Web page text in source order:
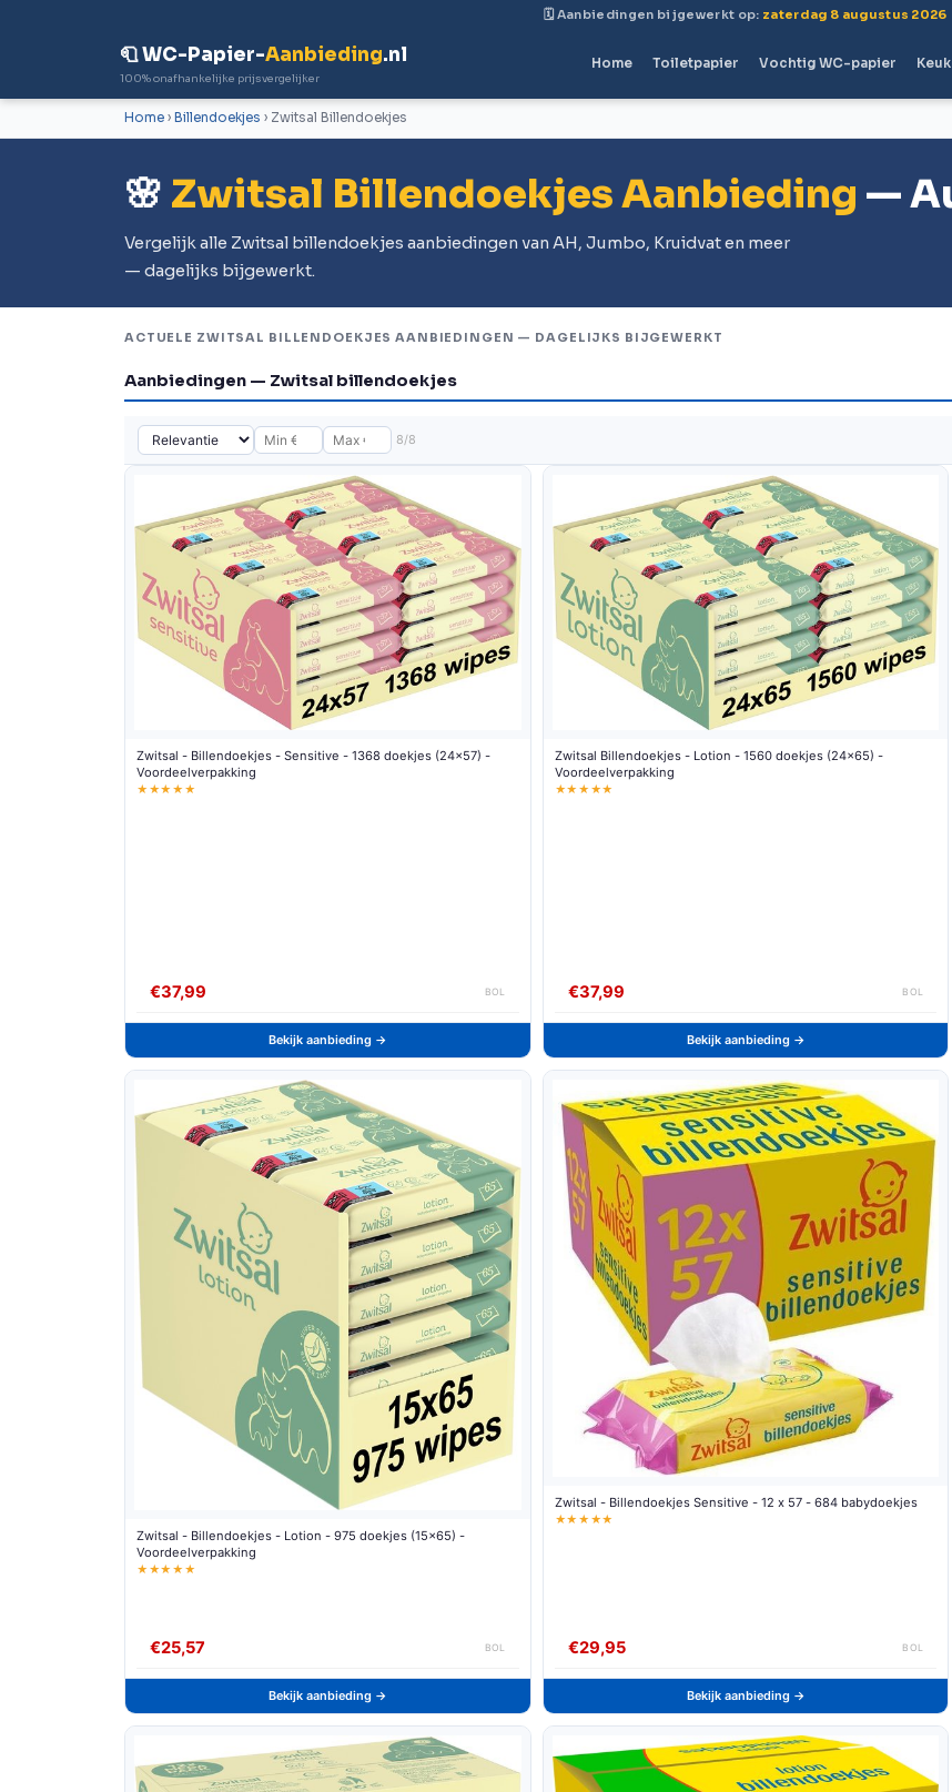
🗓 Aanbiedingen bijgewerkt op: zaterdag 8 augustus 2026
🧻 WC-Papier-Aanbieding.nl
100% onafhankelijke prijsvergelijker
Home Toiletpapier Vochtig WC-papier
Home › Billendoekjes › Zwitsal Billendoekjes
🌸 Zwitsal Billendoekjes Aanbieding —
Vergelijk alle Zwitsal billendoekjes aanbiedingen van AH, Jumbo, Kruidvat en meer
— dagelijks bijgewerkt.
ACTUELE ZWITSAL BILLENDOEKJES AANBIEDINGEN — DAGELIJKS BIJGEWERKT
Aanbiedingen — Zwitsal billendoekjes
8/8
Zwitsal - Billendoekjes - Sensitive - 1368 doekjes (24x57) -
Voordeelverpakking
★★★★★
€37,99 BOL
Bekijk aanbieding →
Zwitsal Billendoekjes - Lotion - 1560 doekjes (24x65) -
Voordeelverpakking
★★★★★
€37,99 BOL
Bekijk aanbieding →
Zwitsal - Billendoekjes - Lotion - 975 doekjes (15x65) -
Voordeelverpakking
★★★★★
€25,57 BOL
Bekijk aanbieding →
Zwitsal - Billendoekjes Sensitive - 12 x 57 - 684 babydoekjes
★★★★★
€29,95 BOL
Bekijk aanbieding →